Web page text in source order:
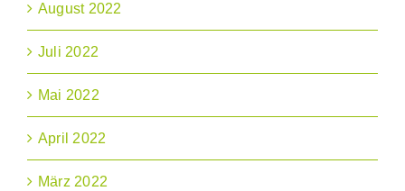
August 2022
Juli 2022
Mai 2022
April 2022
März 2022